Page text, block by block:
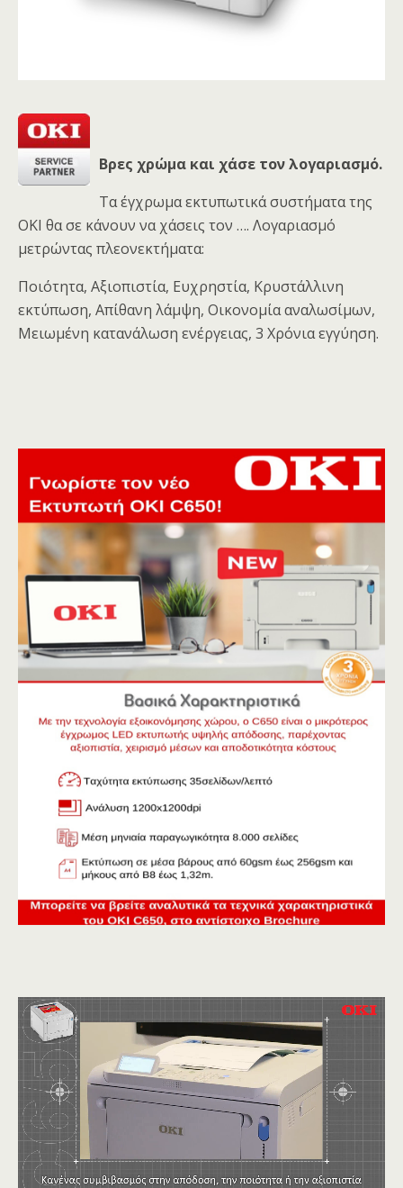
Βρες χρώμα και χάσε τον λογαριασμό.
Τα έγχρωμα εκτυπωτικά συστήματα της
OKI θα σε κάνουν να χάσεις τον …. Λογαριασμό
μετρώντας πλεονεκτήματα:
Ποιότητα, Αξιοπιστία, Ευχρηστία, Κρυστάλλινη
εκτύπωση, Απίθανη λάμψη, Οικονομία αναλωσίμων,
Μειωμένη κατανάλωση ενέργειας, 3 Χρόνια εγγύηση.